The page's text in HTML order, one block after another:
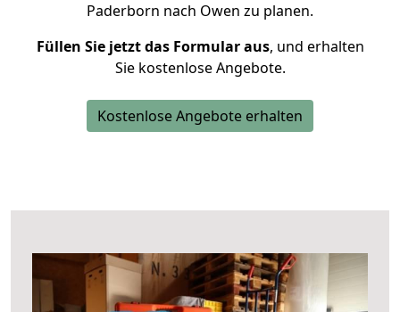
Paderborn nach Owen zu planen.
Füllen Sie jetzt das Formular aus, und erhalten
Sie kostenlose Angebote.
Kostenlose Angebote erhalten